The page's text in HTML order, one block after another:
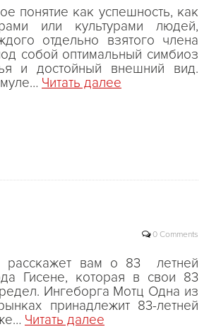
понятие как успешность, как
или культурами людей,
отдельно взятого члена
собой оптимальный симбиоз
и достойный внешний вид.
Читать далее
0 Comments
расскажет вам о 83 летней
Гисене, которая в свои 83
Ингеборга Мотц Одна из
принадлежит 83-летней
Читать далее